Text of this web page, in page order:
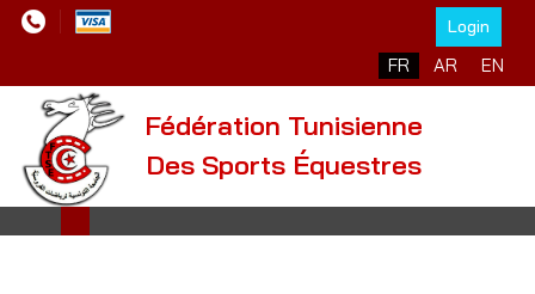
Login
Sélectionnez votre
FR AR EN
Fédération Tunisienne
Des Sports Équestres